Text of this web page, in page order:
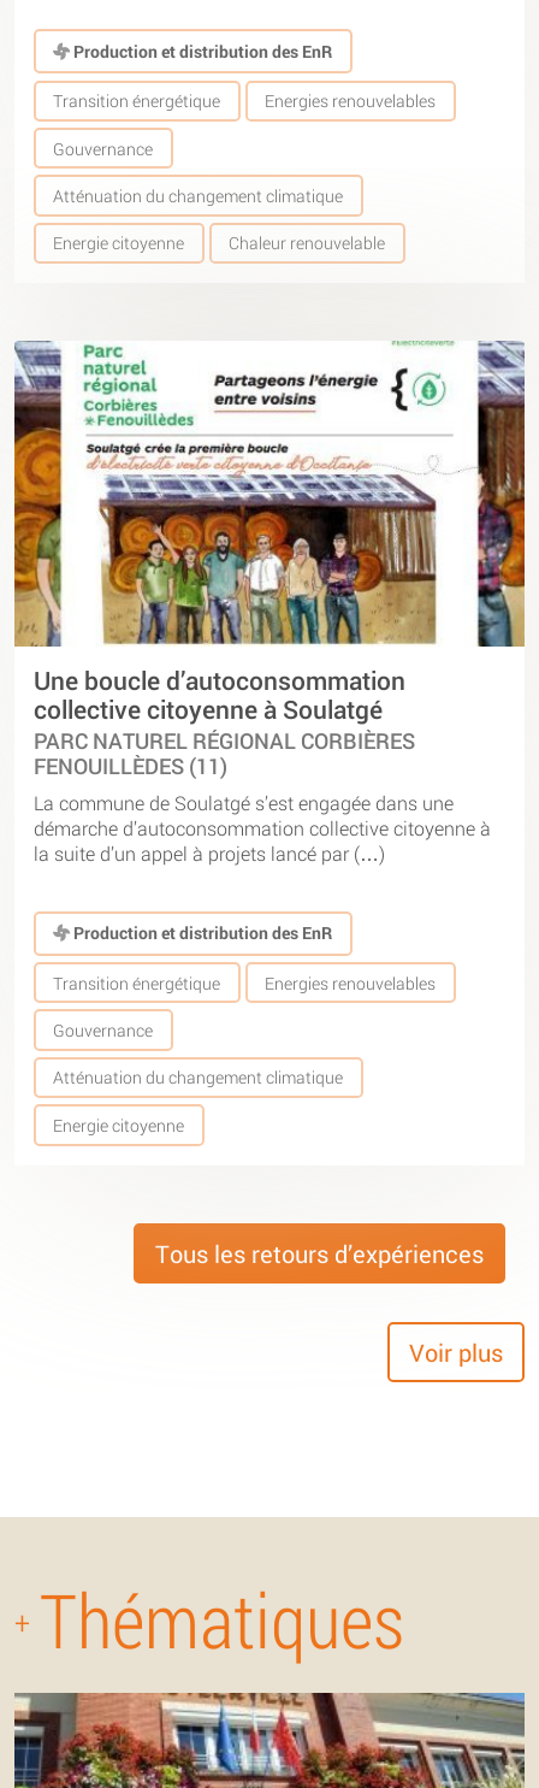
Production et distribution des EnR
Transition énergétique Energies renouvelables
Gouvernance
Atténuation du changement climatique
Energie citoyenne Chaleur renouvelable
Une boucle d’autoconsommation
collective citoyenne à Soulatgé
PARC NATUREL RÉGIONAL CORBIÈRES
FENOUILLÈDES (11)
La commune de Soulatgé s’est engagée dans une
démarche d’autoconsommation collective citoyenne à
la suite d’un appel à projets lancé par (…)
Production et distribution des EnR
Transition énergétique Energies renouvelables
Gouvernance
Atténuation du changement climatique
Energie citoyenne
Tous les retours d’expériences
Voir plus
+ Thématiques